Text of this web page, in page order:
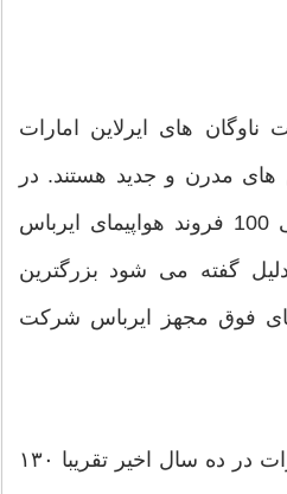
ناوگان های ایرلاین امارات
های مدرن و جدید هستند. در
حال حاضر این خط هوایی 100 فروند هواپیمای ایرباس
دلیل گفته می شود بزرگترین
فوق مجهز ایرباس شرکت
از طرف دیگر ایرلاین امارات در ده سال اخیر تقریبا ۱۳۰